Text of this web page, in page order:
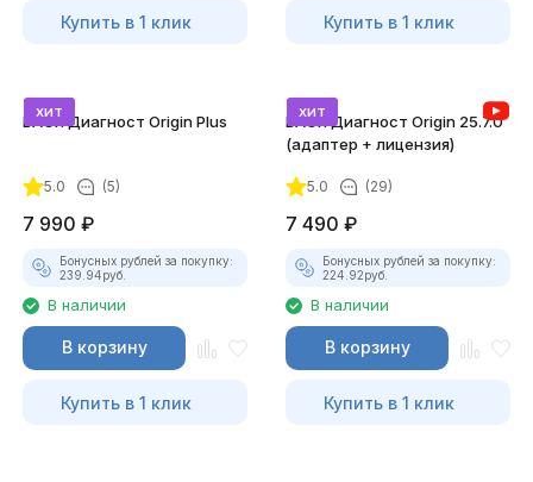
Купить в 1 клик Купить в 1 клик
хит
ВАСЯ Диагност Origin Plus
5.0 (5)
7 990 ₽
Бонусных рублей за покупку:
239.94руб.
В наличии
В корзину
Купить в 1 клик
хит
ВАСЯ Диагност Origin 25.7.0
(адаптер + лицензия)
5.0 (29)
7 490 ₽
Бонусных рублей за покупку:
224.92руб.
В наличии
В корзину
Купить в 1 клик